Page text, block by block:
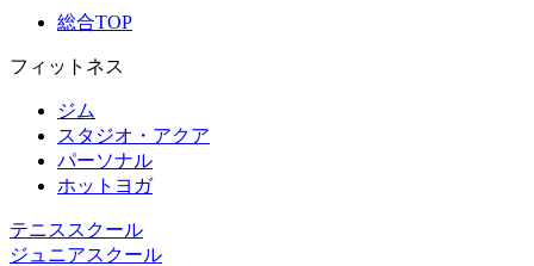
総合TOP
フィットネス
ジム
スタジオ・アクア
パーソナル
ホットヨガ
テニススクール
ジュニアスクール